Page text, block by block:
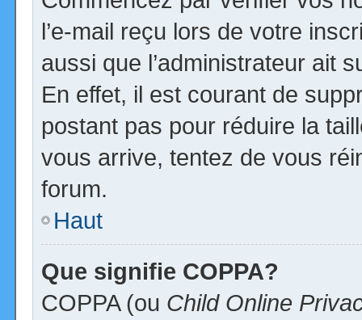
l’e-mail reçu lors de votre
aussi que l’administrateur ait
En effet, il est courant de
postant pas pour réduire la
vous arrive, tentez de vous
forum.
Haut
Que signifie COPPA?
COPPA (ou Child Online